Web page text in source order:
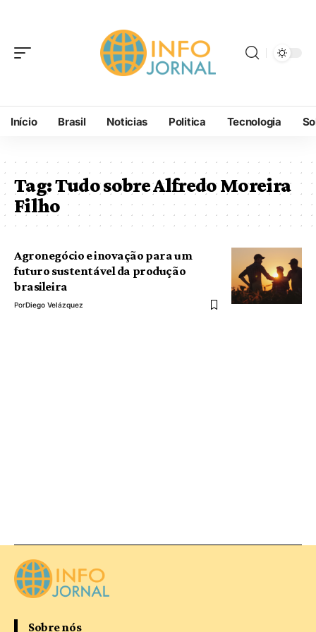
Início Brasil Noticias Politica Tecnologia
Tag:Tudo sobre Alfredo Moreira
Filho
Agronegócio e inovação para um
futuro sustentável da produção
brasileira
PorDiego Velázquez
Sobre nós